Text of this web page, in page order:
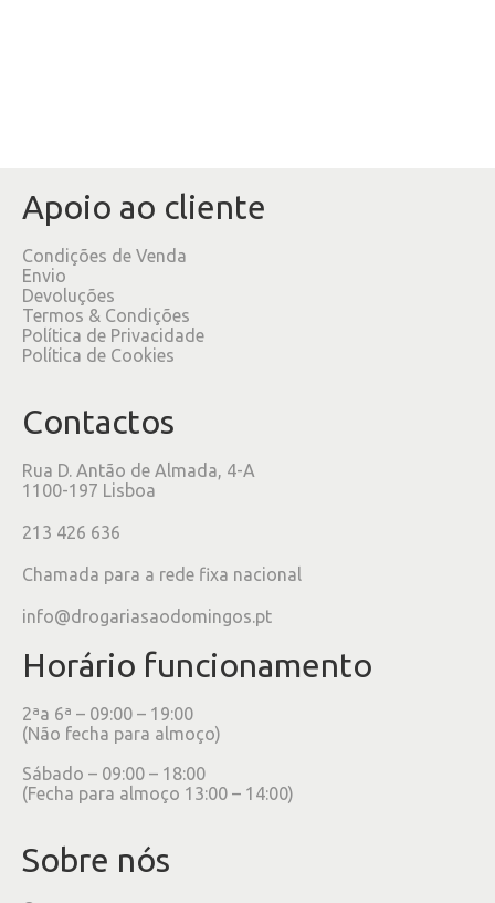
Apoio ao cliente
Condições de Venda
Envio
Devoluções
Termos & Condições
Política de Privacidade
Política de Cookies
Contactos
Rua D. Antão de Almada, 4-A
1100-197 Lisboa
213 426 636
Chamada para a rede fixa nacional
info@drogariasaodomingos.pt
Horário funcionamento
2ªa 6ª – 09:00 – 19:00
(Não fecha para almoço)
Sábado – 09:00 – 18:00
(Fecha para almoço 13:00 – 14:00)
Sobre nós